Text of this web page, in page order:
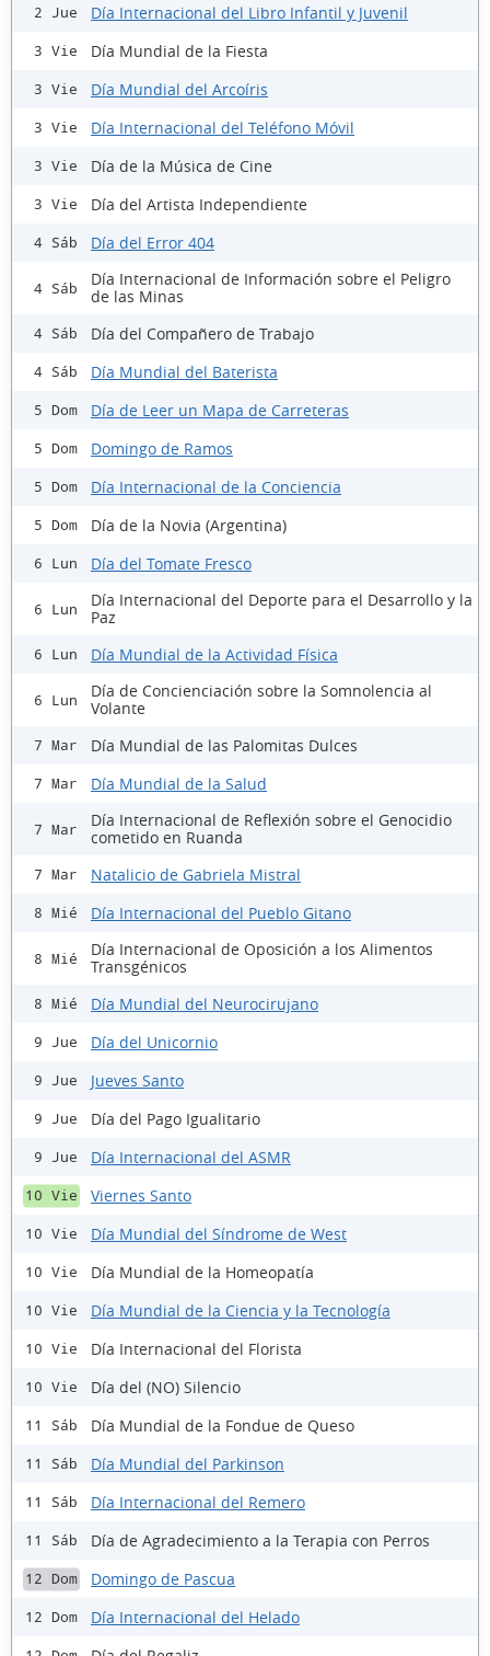
2 Jue Día Internacional del Libro Infantil y Juvenil
3 Vie Día Mundial de la Fiesta
3 Vie Día Mundial del Arcoíris
3 Vie Día Internacional del Teléfono Móvil
3 Vie Día de la Música de Cine
3 Vie Día del Artista Independiente
4 Sáb Día del Error 404
4 Sáb
Día Internacional de Información sobre el Peligro
de las Minas
4 Sáb Día del Compañero de Trabajo
4 Sáb Día Mundial del Baterista
5 Dom Día de Leer un Mapa de Carreteras
5 Dom Domingo de Ramos
5 Dom Día Internacional de la Conciencia
5 Dom Día de la Novia (Argentina)
6 Lun Día del Tomate Fresco
6 Lun
Día Internacional del Deporte para el Desarrollo y la
Paz
6 Lun Día Mundial de la Actividad Física
6 Lun
Día de Concienciación sobre la Somnolencia al
Volante
7 Mar Día Mundial de las Palomitas Dulces
7 Mar Día Mundial de la Salud
7 Mar
Día Internacional de Reflexión sobre el Genocidio
cometido en Ruanda
7 Mar Natalicio de Gabriela Mistral
8 Mié Día Internacional del Pueblo Gitano
8 Mié
Día Internacional de Oposición a los Alimentos
Transgénicos
8 Mié Día Mundial del Neurocirujano
9 Jue Día del Unicornio
9 Jue Jueves Santo
9 Jue Día del Pago Igualitario
9 Jue Día Internacional del ASMR
10 Vie Viernes Santo
10 Vie Día Mundial del Síndrome de West
10 Vie Día Mundial de la Homeopatía
10 Vie Día Mundial de la Ciencia y la Tecnología
10 Vie Día Internacional del Florista
10 Vie Día del (NO) Silencio
11 Sáb Día Mundial de la Fondue de Queso
11 Sáb Día Mundial del Parkinson
11 Sáb Día Internacional del Remero
11 Sáb Día de Agradecimiento a la Terapia con Perros
12 Dom Domingo de Pascua
12 Dom Día Internacional del Helado